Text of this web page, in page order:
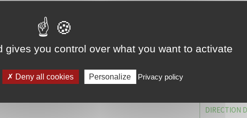
VOS
CENTRE
CAISSE DES
DIRECTION
gives you control over what you want to activate
Deny all cookies Personalize Privacy policy